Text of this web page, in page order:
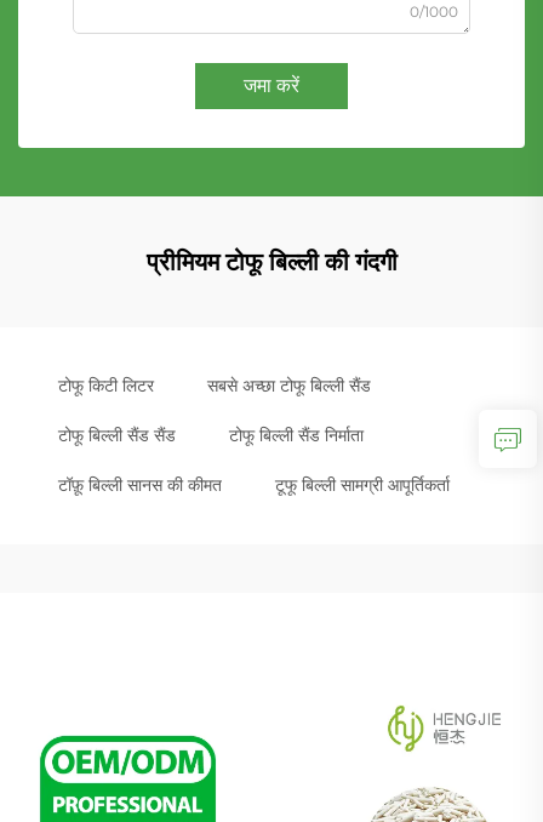
0/1000
जमा करें
प्रीमियम टोफू बिल्ली की गंदगी
टोफू किटी लिटर सबसे अच्छा टोफू बिल्ली सैंड
टोफू बिल्ली सैंड सैंड टोफू बिल्ली सैंड निर्माता
टॉफ़ू बिल्ली सानस की कीमत टूफू बिल्ली सामग्री आपूर्तिकर्ता